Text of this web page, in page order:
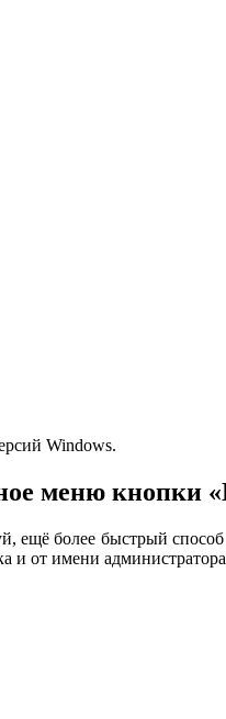
Windows.
меню кнопки
ещё более быстрый
и от имени